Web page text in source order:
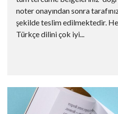
noter onayından sonra
şekilde teslim edilmektedir.
Türkçe dilini çok iyi...